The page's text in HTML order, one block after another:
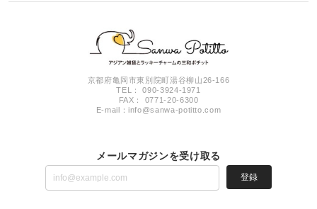
京都府亀岡市東別院町湯谷柳山26-166
TEL： 090-3924-1971
FAX： 0771-20-6300
E-mail：info@sanwa-potitto.com
メールマガジンを受け取る
登録